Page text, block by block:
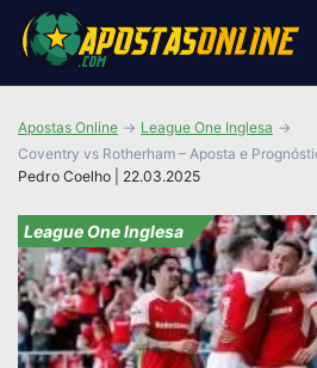
Pedro Coelho | 22.03.2025
Apostas Online
League One Inglesa
Coventry vs Rotherham – Aposta e
League One Inglesa